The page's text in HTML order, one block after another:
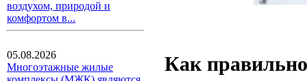
воздухом, природой и
комфортом в...
05.08.2026
Многоэтажные жилые
Как